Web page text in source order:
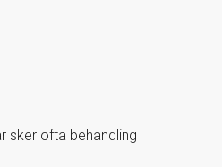
sker ofta behandling